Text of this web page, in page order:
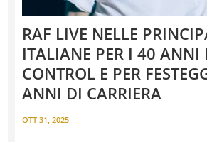
RAF LIVE NELLE
ITALIANE PER I 40 ANNI
CONTROL E PER
ANNI DI CARRIERA
OTT 31, 2025